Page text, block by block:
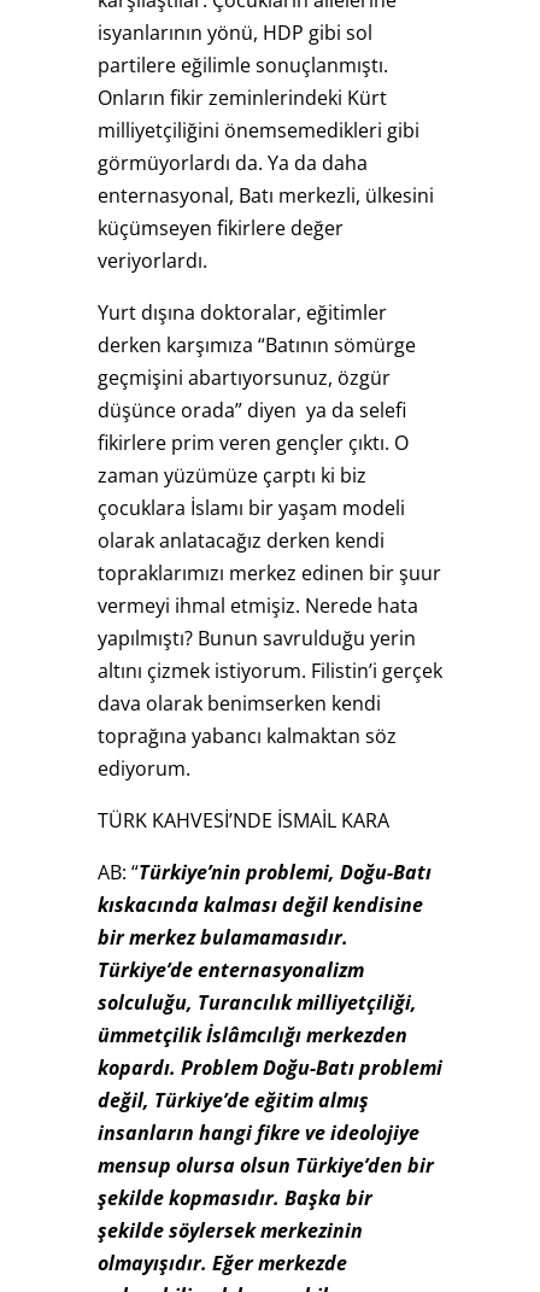
isyanlarının yönü, HDP gibi sol
partilere eğilimle sonuçlanmıştı.
Onların fikir zeminlerindeki Kürt
milliyetçiliğini önemsemedikleri gibi
görmüyorlardı da. Ya da daha
enternasyonal, Batı merkezli, ülkesini
küçümseyen fikirlere değer
veriyorlardı.
Yurt dışına doktoralar, eğitimler
derken karşımıza “Batının sömürge
geçmişini abartıyorsunuz, özgür
düşünce orada” diyen ya da selefi
fikirlere prim veren gençler çıktı. O
zaman yüzümüze çarptı ki biz
çocuklara İslamı bir yaşam modeli
olarak anlatacağız derken kendi
topraklarımızı merkez edinen bir şuur
vermeyi ihmal etmişiz. Nerede hata
yapılmıştı? Bunun savrulduğu yerin
altını çizmek istiyorum. Filistin’i gerçek
dava olarak benimserken kendi
toprağına yabancı kalmaktan söz
ediyorum.
TÜRK KAHVESİ’NDE İSMAİL KARA
AB: “Türkiye’nin problemi, Doğu-Batı
kıskacında kalması değil kendisine
bir merkez bulamamasıdır.
Türkiye’de enternasyonalizm
solculuğu, Turancılık milliyetçiliği,
ümmetçilik İslâmcılığı merkezden
kopardı. Problem Doğu-Batı problemi
değil, Türkiye’de eğitim almış
insanların hangi fikre ve ideolojiye
mensup olursa olsun Türkiye’den bir
şekilde kopmasıdır. Başka bir
şekilde söylersek merkezinin
olmayışıdır. Eğer merkezde